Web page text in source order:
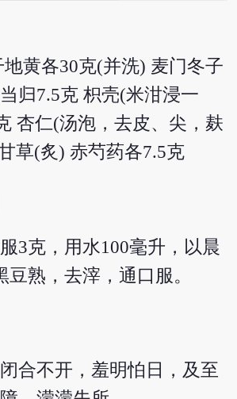
黄各30克(并洗) 麦门冬子
归7.5克 枳壳(米泔浸一
杏仁(汤泡，去皮、尖，麸
草(炙) 赤芍药各7.5克
3克，用水100毫升，以晨
豆熟，去滓，通口服。
合不开，羞明怕日，及至